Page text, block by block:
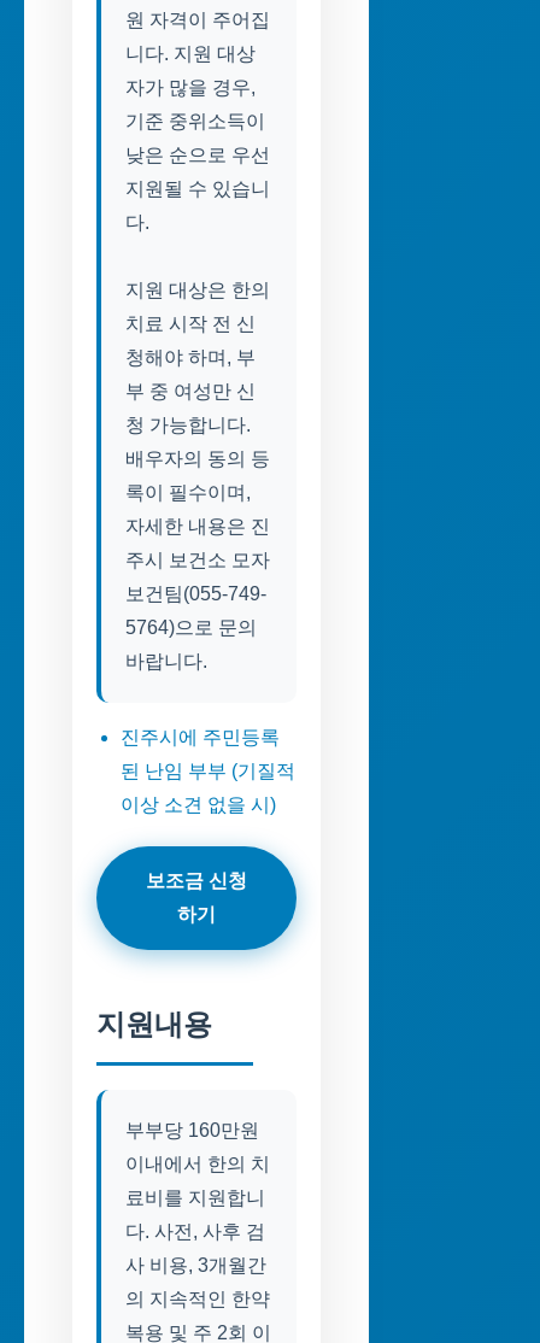
원 자격이 주어집
니다. 지원 대상
자가 많을 경우,
기준 중위소득이
낮은 순으로 우선
지원될 수 있습니
다.
지원 대상은 한의
치료 시작 전 신
청해야 하며, 부
부 중 여성만 신
청 가능합니다.
배우자의 동의 등
록이 필수이며,
자세한 내용은 진
주시 보건소 모자
보건팀(055-749-
5764)으로 문의
바랍니다.
진주시에 주민등록
된 난임 부부 (기질적
이상 소견 없을 시)
보조금 신청
하기
지원내용
부부당 160만원
이내에서 한의 치
료비를 지원합니
다. 사전, 사후 검
사 비용, 3개월간
의 지속적인 한약
복용 및 주 2회 이